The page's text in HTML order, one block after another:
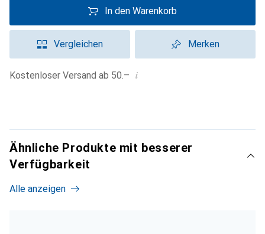
In den Warenkorb
Vergleichen Merken
Kostenloser Versand ab 50.– i
Ähnliche Produkte mit besserer
Verfügbarkeit
Alle anzeigen